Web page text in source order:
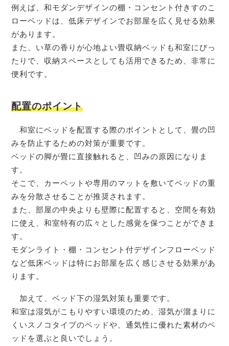
例えば、和モダンデザインの棚・コンセント付きすのこ
ローベッドは、低床デザインでお部屋を広く見せる効果
があります。
また、い草の香りが心地よい畳収納ベッドも和室にぴっ
たりで、収納スペースとしても活用できるため、非常に
便利です。
配置のポイント
和室にベッドを配置する際のポイントとして、畳の凹
みを防止するための対策が重要です。
ベッドの脚が畳に直接触れると、凹みの原因になりま
す。
そこで、カーペットや専用のマットを敷いてベッドの重
みを分散させることが推奨されます。
また、部屋の中央よりも壁際に配置すると、空間を有効
に使え、和室特有の広々とした感覚を保つことができま
す。
モダンライト・棚・コンセント付デザインフローベッド
など低床ベッドは特にお部屋を広く感じさせる効果があ
ります。
加えて、ベッド下の湿気対策も重要です。
和室は湿気がこもりやすい環境のため、湿気が溜まりに
くいスノコタイプのベッドや、通気性に優れた素材のベ
ッドを選ぶと良いでしょう。